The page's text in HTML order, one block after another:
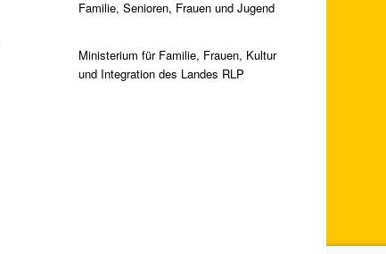
Familie, Senioren, Frauen und Jugend
Ministerium für Familie, Frauen, Kultur
und Integration des Landes RLP